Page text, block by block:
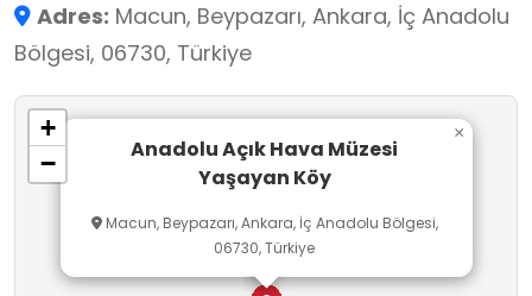
Adres: Macun, Beypazarı, Ankara, İç Anadolu
Bölgesi, 06730, Türkiye
Anadolu Açık Hava Müzesi
Yaşayan Köy
Macun, Beypazarı, Ankara, İç Anadolu Bölgesi,
06730, Türkiye
×
+
−